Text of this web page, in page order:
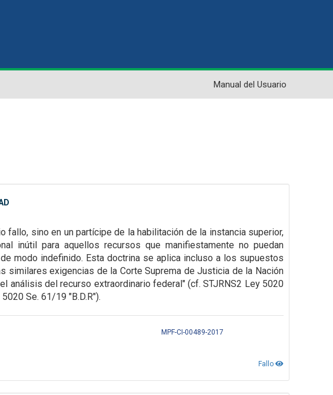
Manual del Usuario
fallo, sino en un partícipe de la habilitación de la instancia superior,
inútil para aquellos recursos que manifiestamente no puedan
modo indefinido. Esta doctrina se aplica incluso a los supuestos
similares exigencias de la Corte Suprema de Justicia de la Nación
análisis del recurso extraordinario federal" (cf. STJRNS2 Ley 5020
Se. 61/19 "B.D.R").
MPF-CI-00489-2017
Fallo